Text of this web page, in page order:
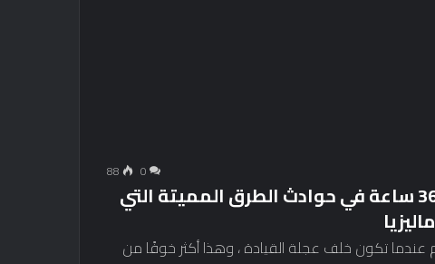
0
88
تكشف الدراسة عن موت واحد كل 36 ساعة في حوادث الطرق المميتة التي
عندما تكون خلف عجلة القيادة ، وهذا أكثر خوفًا من